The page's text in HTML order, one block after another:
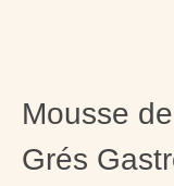
Mousse
Grés